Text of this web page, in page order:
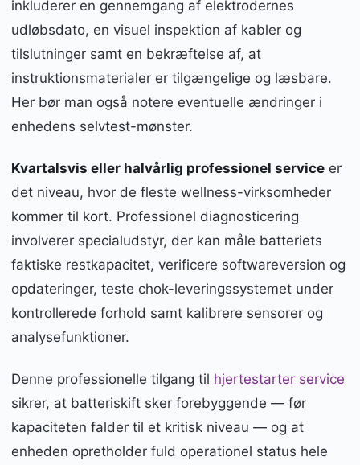
inkluderer en gennemgang af elektrodernes
udløbsdato, en visuel inspektion af kabler og
tilslutninger samt en bekræftelse af, at
instruktionsmaterialer er tilgængelige og læsbare.
Her bør man også notere eventuelle ændringer i
enhedens selvtest-mønster.
Kvartalsvis eller halvårlig professionel service er
det niveau, hvor de fleste wellness-virksomheder
kommer til kort. Professionel diagnosticering
involverer specialudstyr, der kan måle batteriets
faktiske restkapacitet, verificere softwareversion og
opdateringer, teste chok-leveringssystemet under
kontrollerede forhold samt kalibrere sensorer og
analysefunktioner.
Denne professionelle tilgang til hjertestarter service
sikrer, at batteriskift sker forebyggende — før
kapaciteten falder til et kritisk niveau — og at
enheden opretholder fuld operationel status hele